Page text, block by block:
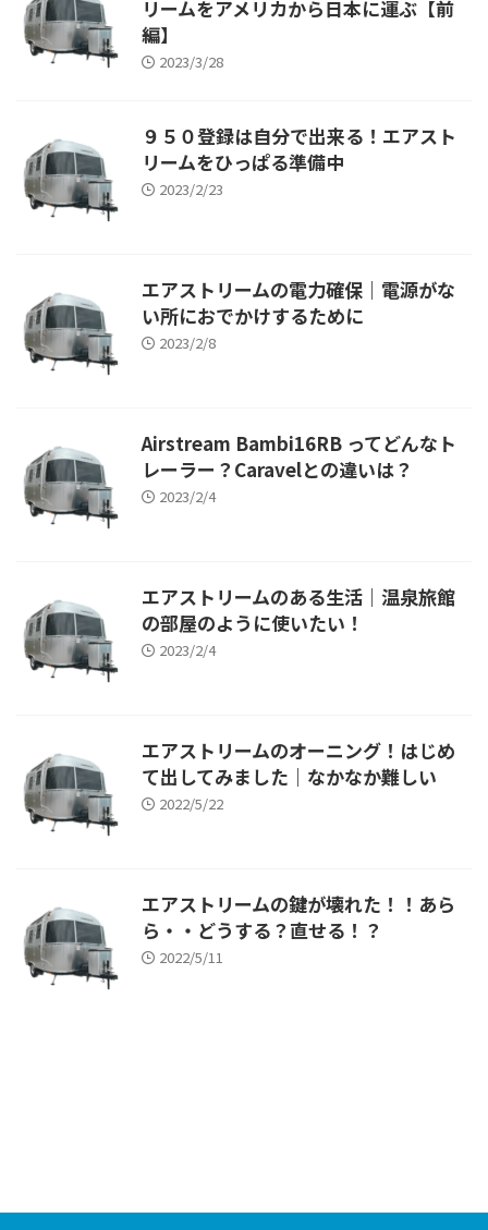
リームをアメリカから日本に運ぶ【前
編】
2023/3/28
９５０登録は自分で出来る！エアスト
リームをひっぱる準備中
2023/2/23
エアストリームの電力確保｜電源がな
い所におでかけするために
2023/2/8
Airstream Bambi16RB ってどんなト
レーラー？Caravelとの違いは？
2023/2/4
エアストリームのある生活｜温泉旅館
の部屋のように使いたい！
2023/2/4
エアストリームのオーニング！はじめ
て出してみました｜なかなか難しい
2022/5/22
エアストリームの鍵が壊れた！！あら
ら・・どうする？直せる！？
2022/5/11